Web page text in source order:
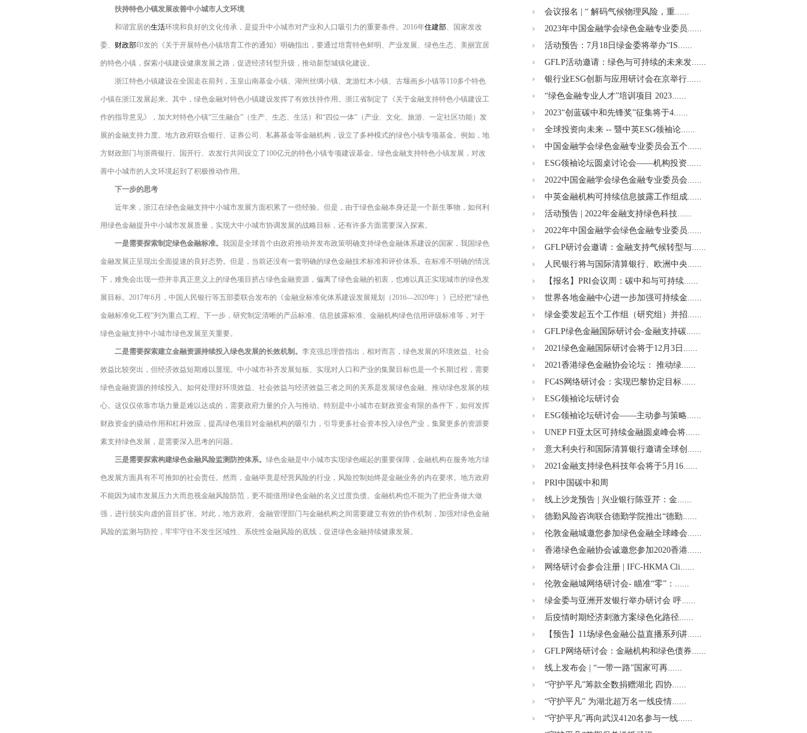
扶持特色小镇发展改善中小城市人文环境
和谐宜居的生活环境和良好的文化传承，是提升中小城市对产业和人口吸引力的重要条件。2016年住建部、国家发改
委、 财政部印发的《关于开展特色小镇培育工作的通知》明确指出，要通过培育特色鲜明、产业发展、绿色生态、美丽宜居
的特色小镇，探索小镇建设健康发展之路，促进经济转型升级，推动新型城镇化建设。
浙江特色小镇建设在全国走在前列，玉皇山南基金小镇、湖州丝绸小镇、龙游红木小镇、古堰画乡小镇等110多个特色
小镇在浙江发展起来。其中，绿色金融对特色小镇建设发挥了有效扶持作用。浙江省制定了《关于金融支持特色小镇建设工
作的指导意见》，加大对特色小镇“三生融合”（生产、生态、生活）和“四位一体”（产业、文化、旅游、一定社区功能）发
展的金融支持力度。地方政府联合银行、证券公司、私募基金等金融机构，设立了多种模式的绿色小镇专项基金。例如，地
方财政部门与浙商银行、国开行、农发行共同设立了100亿元的特色小镇专项建设基金。绿色金融支持特色小镇发展，对改
善中小城市的人文环境起到了积极推动作用。
下一步的思考
近年来，浙江在绿色金融支持中小城市发展方面积累了一些经验。但是，由于绿色金融本身还是一个新生事物，如何利
用绿色金融提升中小城市发展质量，实现大中小城市协调发展的战略目标，还有许多方面需要深入探索。
一是需要探索制定绿色金融标准。 我国是全球首个由政府推动并发布政策明确支持绿色金融体系建设的国家，我国绿色
金融发展正呈现出全面提速的良好态势。但是，当前还没有一套明确的绿色金融技术标准和评价体系。在标准不明确的情况
下，难免会出现一些并非真正意义上的绿色项目挤占绿色金融资源，偏离了绿色金融的初衷，也难以真正实现城市的绿色发
展目标。2017年6月，中国人民银行等五部委联合发布的《金融业标准化体系建设发展规划（2016—2020年）》已经把“绿色
金融标准化工程”列为重点工程。下一步，研究制定清晰的产品标准、信息披露标准、金融机构绿色信用评级标准等，对于
绿色金融支持中小城市绿色发展至关重要。
二是需要探索建立金融资源持续投入绿色发展的长效机制。 李克强总理曾指出，相对而言，绿色发展的环境效益、社会
效益比较突出，但经济效益短期难以显现。中小城市补齐发展短板、实现对人口和产业的集聚目标也是一个长期过程，需要
绿色金融资源的持续投入。如何处理好环境效益、社会效益与经济效益三者之间的关系是发展绿色金融、推动绿色发展的核
心。这仅仅依靠市场力量是难以达成的，需要政府力量的介入与推动。特别是中小城市在财政资金有限的条件下，如何发挥
财政资金的撬动作用和杠杆效应，提高绿色项目对金融机构的吸引力，引导更多社会资本投入绿色产业，集聚更多的资源要
素支持绿色发展，是需要深入思考的问题。
三是需要探索构建绿色金融风险监测防控体系。 绿色金融是中小城市实现绿色崛起的重要保障，金融机构在服务地方绿
色发展方面具有不可推卸的社会责任。然而，金融毕竟是经营风险的行业，风险控制始终是金融业务的内在要求。地方政府
不能因为城市发展压力大而忽视金融风险防范，更不能借用绿色金融的名义过度负债。金融机构也不能为了把业务做大做
强，进行脱实向虚的盲目扩张。对此，地方政府、金融管理部门与金融机构之间需要建立有效的协作机制，加强对绿色金融
风险的监测与防控，牢牢守住不发生区域性、系统性金融风险的底线，促进绿色金融持续健康发展。
会议报名 | “ 解码气候物理风险，重......
2023年中国金融学会绿色金融专业委员......
活动预告：7月18日绿金委将举办“IS......
GFLP活动邀请：绿色与可持续的未来发......
银行业ESG创新与应用研讨会在京举行......
“绿色金融专业人才”培训项目 2023......
2023“创蓝碳中和先锋奖”征集将于4......
全球投资向未来 -- 暨中英ESG领袖论......
中国金融学会绿色金融专业委员会五个......
ESG领袖论坛圆桌讨论会——机构投资......
2022中国金融学会绿色金融专业委员会......
中英金融机构可持续信息披露工作组成......
活动预告 | 2022年金融支持绿色科技......
2022年中国金融学会绿色金融专业委员......
GFLP研讨会邀请：金融支持气候转型与......
人民银行将与国际清算银行、欧洲中央......
【报名】PRI会议周：碳中和与可持续......
世界各地金融中心进一步加强可持续金......
绿金委发起五个工作组（研究组）并招......
GFLP绿色金融国际研讨会-金融支持碳......
2021绿色金融国际研讨会将于12月3日......
2021香港绿色金融协会论坛： 推动绿......
​FC4S网络研讨会：实现巴黎协定目标......
ESG领袖论坛研讨会
ESG领袖论坛研讨会——主动参与策略......
UNEP FI亚太区可持续金融圆桌峰会将......
意大利央行和国际清算银行邀请全球创......
2021金融支持绿色科技年会将于5月16......
PRI中国碳中和周
线上沙龙预告 | 兴业银行陈亚芹：金......
德勤风险咨询联合德勤学院推出“德勤......
伦敦金融城邀您参加绿色金融全球峰会......
香港绿色金融协会诚邀您参加2020香港......
网络研讨会参会注册 | IFC-HKMA Cli......
伦敦金融城网络研讨会- 瞄准“零”：......
绿金委与亚洲开发银行举办研讨会 呼......
后疫情时期经济刺激方案绿色化路径......
【预告】11场绿色金融公益直播系列讲......
GFLP网络研讨会：金融机构和绿色债券......
线上发布会 | “一带一路”国家可再......
“守护平凡”筹款全数捐赠湖北 四协......
“守护平凡” 为湖北超万名一线疫情......
“守护平凡”再向武汉4120名参与一线......